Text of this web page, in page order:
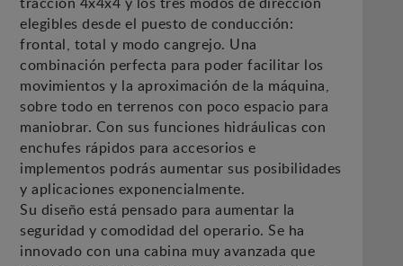
elegibles desde el puesto de conducción:
frontal, total y modo cangrejo. Una
combinación perfecta para poder facilitar los
movimientos y la aproximación de la máquina,
sobre todo en terrenos con poco espacio para
maniobrar. Con sus funciones hidráulicas con
enchufes rápidos para accesorios e
implementos podrás aumentar sus posibilidades
y aplicaciones exponencialmente.
Su diseño está pensado para aumentar la
seguridad y comodidad del operario. Se ha
innovado con una cabina muy avanzada que